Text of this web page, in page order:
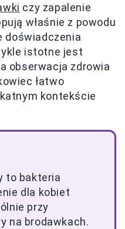
czy zapalenie
właśnie z powodu
doświadczenia
istotne jest
obserwacja zdrowia
łatwo
kontekście
to bakteria
dla kobiet
przy
na brodawkach.